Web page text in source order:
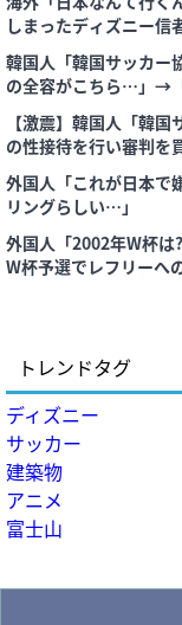
しまったディズニー信
態に
韓国人「韓国サッカー
の全容がこちら…」→
＝韓国の反応
【激震】韓国人「韓
の性接待を行い審判を
ﾙ」＝韓国の反応
外国人「これが日本で
リングらしい…」
外国人「2002年W杯は
W杯予選でレフリーへ
トレンドタグ
ディズニー
サッカー
建築物
アニメ
富士山